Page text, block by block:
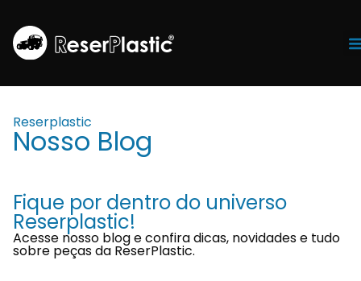
Reserplastic
Nosso Blog
Fique por dentro do universo
Reserplastic!
Acesse nosso blog e confira dicas, novidades e tudo
sobre peças da ReserPlastic.